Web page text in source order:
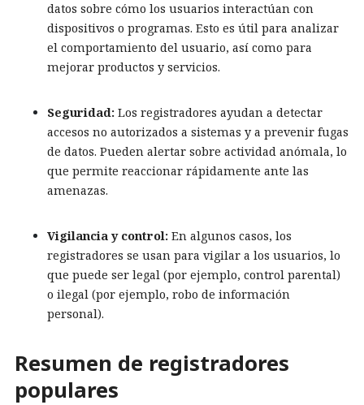
datos sobre cómo los usuarios interactúan con
dispositivos o programas. Esto es útil para analizar
el comportamiento del usuario, así como para
mejorar productos y servicios.
Seguridad: Los registradores ayudan a detectar
accesos no autorizados a sistemas y a prevenir fugas
de datos. Pueden alertar sobre actividad anómala, lo
que permite reaccionar rápidamente ante las
amenazas.
Vigilancia y control: En algunos casos, los
registradores se usan para vigilar a los usuarios, lo
que puede ser legal (por ejemplo, control parental)
o ilegal (por ejemplo, robo de información
personal).
Resumen de registradores
populares